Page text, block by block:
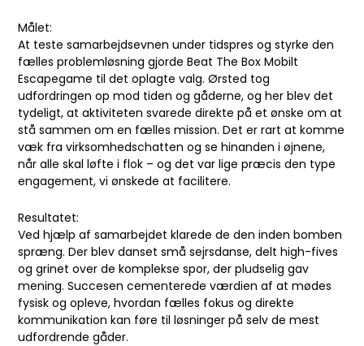
Målet:
At teste samarbejdsevnen under tidspres og styrke den
fælles problemløsning gjorde Beat The Box Mobilt
Escapegame til det oplagte valg. Ørsted tog
udfordringen op mod tiden og gåderne, og her blev det
tydeligt, at aktiviteten svarede direkte på et ønske om at
stå sammen om en fælles mission. Det er rart at komme
væk fra virksomhedschatten og se hinanden i øjnene,
når alle skal løfte i flok – og det var lige præcis den type
engagement, vi ønskede at facilitere.
Resultatet:
Ved hjælp af samarbejdet klarede de den inden bomben
spræng. Der blev danset små sejrsdanse, delt high-fives
og grinet over de komplekse spor, der pludselig gav
mening. Succesen cementerede værdien af at mødes
fysisk og opleve, hvordan fælles fokus og direkte
kommunikation kan føre til løsninger på selv de mest
udfordrende gåder.